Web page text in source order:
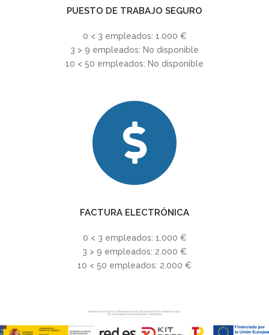
PUESTO DE TRABAJO SEGURO
0 < 3 empleados: 1.000 €
3 > 9 empleados: No disponible
10 < 50 empleados: No disponible
FACTURA ELECTRÓNICA
0 < 3 empleados: 1.000 €
3 > 9 empleados: 2.000 €
10 < 50 empleados: 2.000 €